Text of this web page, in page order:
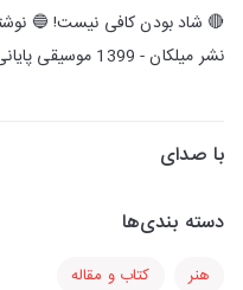
🔴 شاد بودن کافی نیست! 🔵
نشر میلکان - 1399 موسیقی پایانی: Leonard Cohen
با صدای
دسته بندی‌ها
هنر کتاب و مقاله